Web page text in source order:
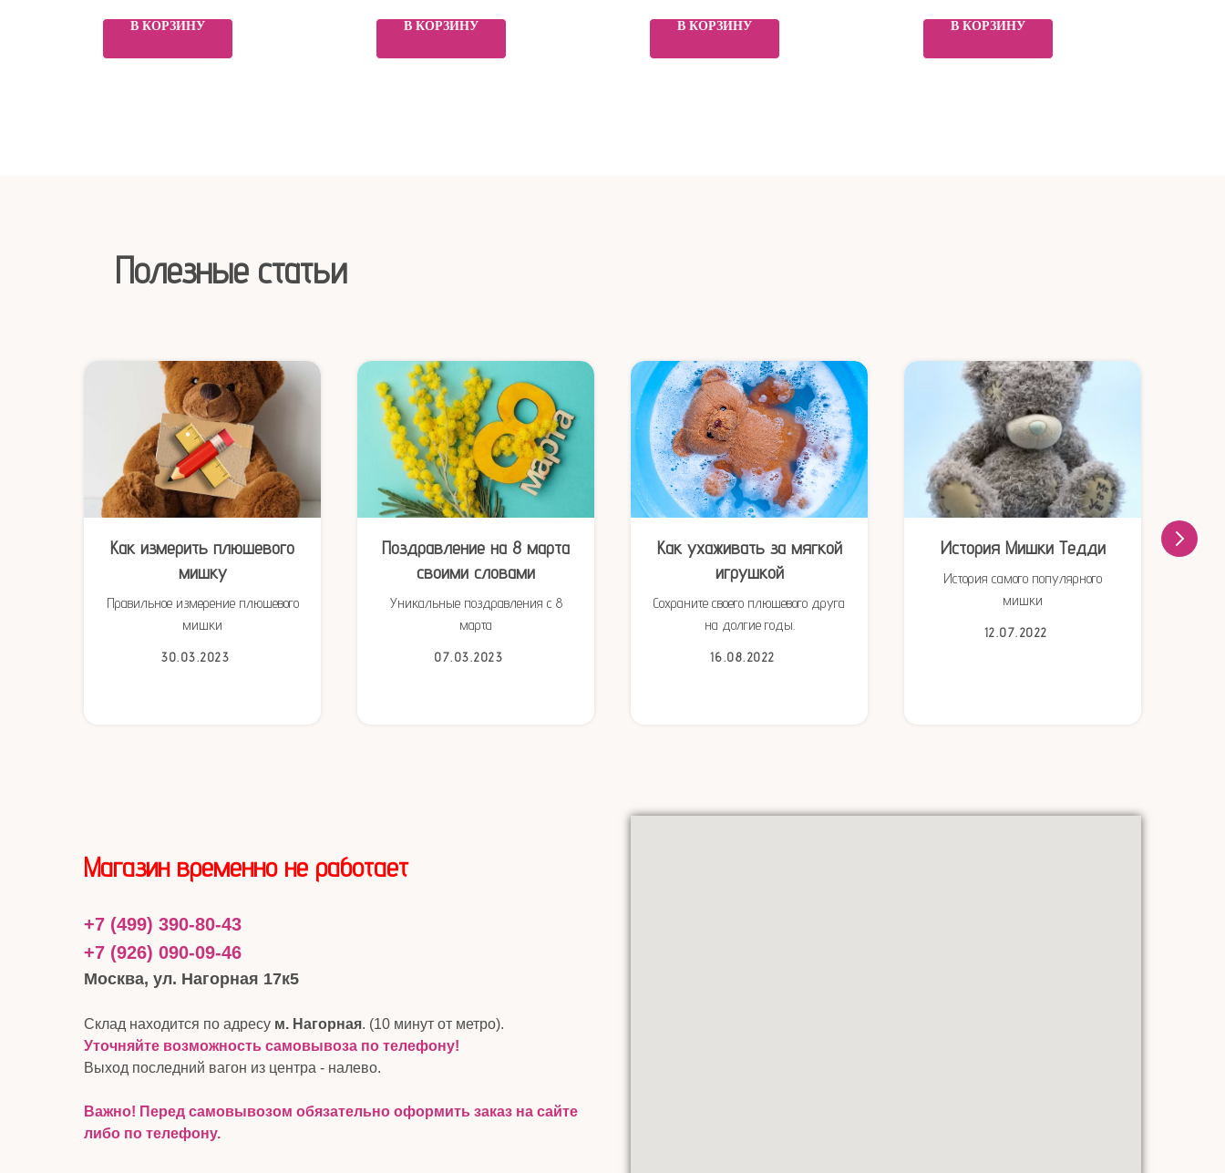
В КОРЗИНУ В КОРЗИНУ В КОРЗИНУ В КОРЗИНУ
Полезные статьи
Как измерить плюшевого
мишку
Правильное измерение плюшевого
мишки
30.03.2023
Поздравление на 8 марта
своими словами
Уникальные поздравления с 8
марта
07.03.2023
Как ухаживать за мягкой
игрушкой
Сохраните своего плюшевого друга
на долгие годы.
16.08.2022
История Мишки Тедди
История самого популярного
мишки
12.07.2022
Магазин временно не работает
+7 (499) 390-80-43
+7 (926) 090-09-46
Москва, ул. Нагорная 17к5
Склад находится по адресу м. Нагорная. (10 минут от метро).
Уточняйте возможность самовывоза по телефону!
Выход последний вагон из центра - налево.
Важно! Перед самовывозом обязательно оформить заказ на сайте
либо по телефону.